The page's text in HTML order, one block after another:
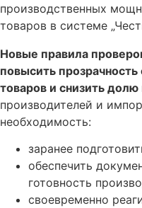
производственных
товаров в системе
Новые правила
повысить
товаров и снизить долю
производителей и
необходимость:
заранее
обеспечить
готовность
своевременно